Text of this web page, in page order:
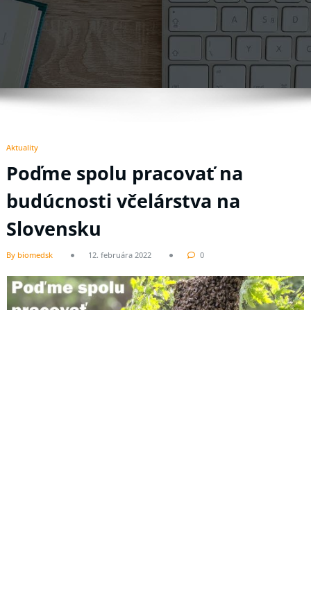
Aktuality
Poďme spolu pracovať na
budúcnosti včelárstva na
Slovensku
By biomedsk 12. februára 2022 0